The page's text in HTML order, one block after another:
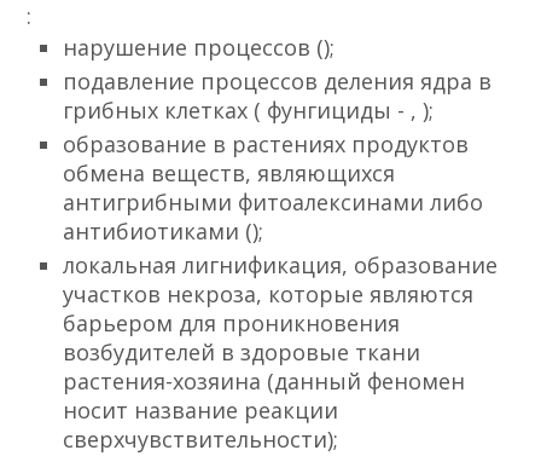
:
нарушение процессов ();
подавление процессов деления ядра в
грибных клетках ( фунгициды - , );
образование в растениях продуктов
обмена веществ, являющихся
антигрибными фитоалексинами либо
антибиотиками ();
локальная лигнификация, образование
участков некроза, которые являются
барьером для проникновения
возбудителей в здоровые ткани
растения-хозяина (данный феномен
носит название реакции
сверхчувствительности);